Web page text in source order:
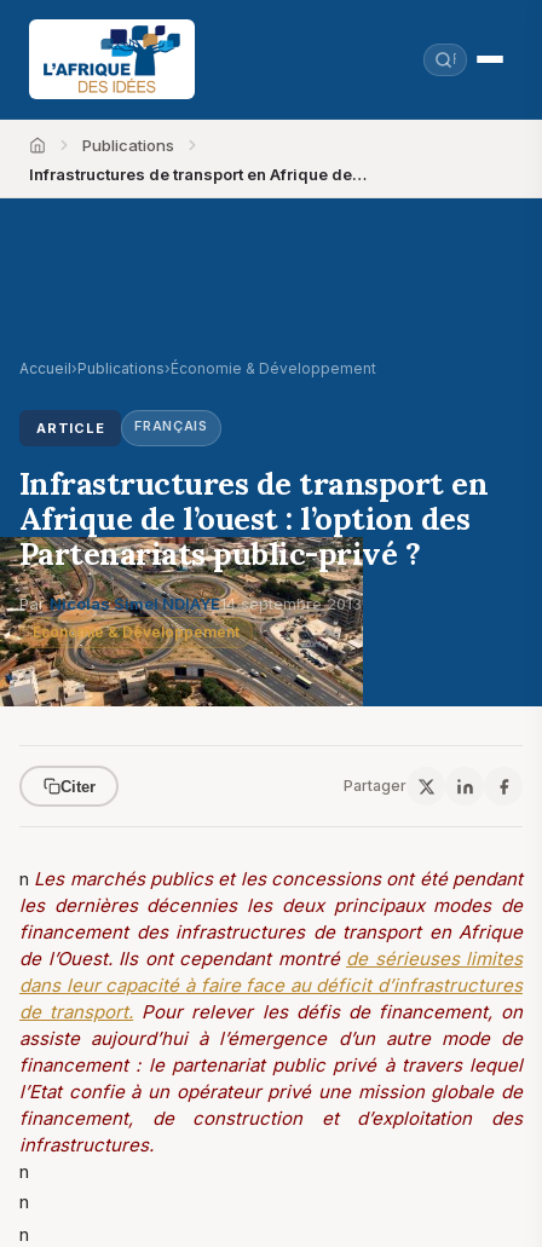
Accueil
Publications
Infrastructures de transport en Afrique de…
Accueil›Publications›Économie & Développement
ARTICLE FRANÇAIS
Infrastructures de transport en
Afrique de l’ouest : l’option des
Partenariats public-privé ?
ParNicolas Simel NDIAYE14 septembre 2013
Économie & Développement
Citer Partager
n Les marchés publics et les concessions ont été pendant
les dernières décennies les deux principaux modes de
financement des infrastructures de transport en Afrique
de l’Ouest. Ils ont cependant montré de sérieuses limites
dans leur capacité à faire face au déficit d’infrastructures
de transport. Pour relever les défis de financement, on
assiste aujourd’hui à l’émergence d’un autre mode de
financement : le partenariat public privé à travers lequel
l’Etat confie à un opérateur privé une mission globale de
financement, de construction et d’exploitation des
infrastructures.
n
n
n